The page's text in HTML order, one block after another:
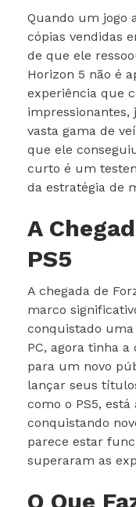
Quando um jogo
cópias vendidas
de que ele
Horizon 5 não é
experiência que
impressionantes,
vasta gama de
que ele
curto é um
da estratégia de
A
PS5
A chegada de
marco
conquistado uma
PC, agora tinha
para um novo
lançar seus
como o PS5,
conquistando
parece estar
superaram as
O Que